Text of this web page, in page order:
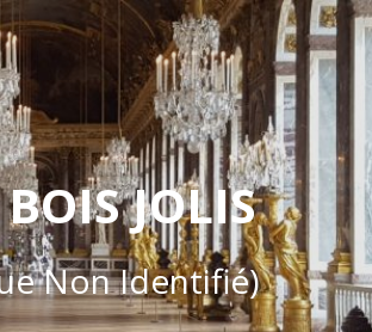
JOLIS
Non Identifié)